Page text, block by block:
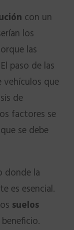
con un
los
las
paso de las
que
de
factores se
se debe
donde la
es esencial.
suelos